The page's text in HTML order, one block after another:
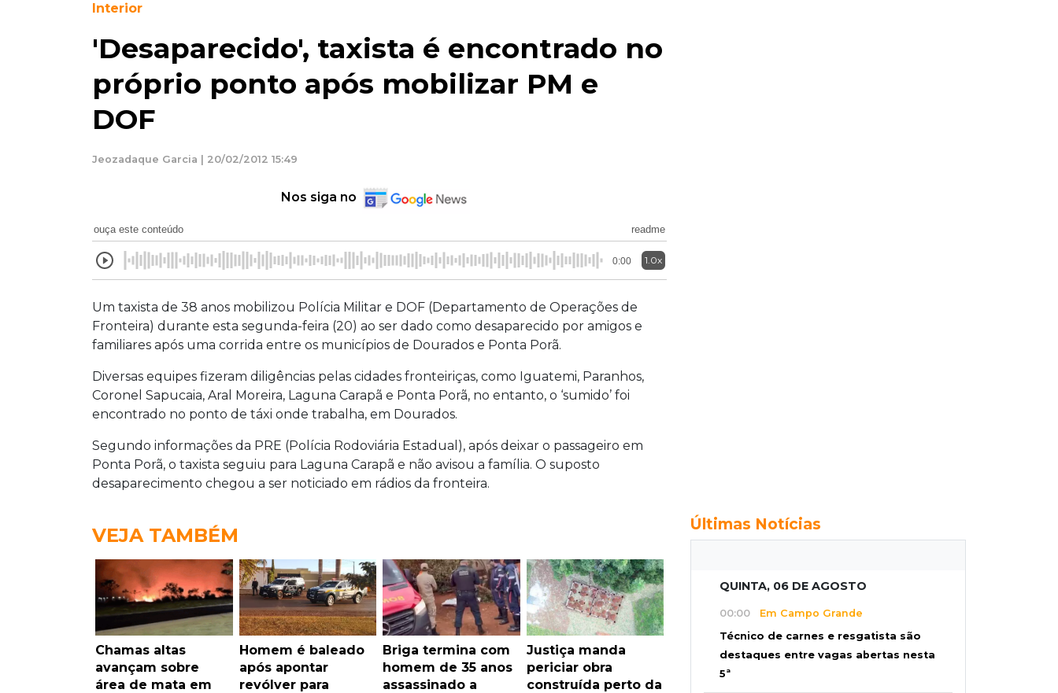
Interior
'Desaparecido', taxista é encontrado no
próprio ponto após mobilizar PM e
DOF
Jeozadaque Garcia | 20/02/2012 15:49
Nos siga no
ouça este conteúdo readme
0:00 1.0x
Um taxista de 38 anos mobilizou Polícia Militar e DOF (Departamento de Operações de
Fronteira) durante esta segunda-feira (20) ao ser dado como desaparecido por amigos e
familiares após uma corrida entre os municípios de Dourados e Ponta Porã.
Diversas equipes fizeram diligências pelas cidades fronteiriças, como Iguatemi, Paranhos,
Coronel Sapucaia, Aral Moreira, Laguna Carapã e Ponta Porã, no entanto, o ‘sumido’ foi
encontrado no ponto de táxi onde trabalha, em Dourados.
Segundo informações da PRE (Polícia Rodoviária Estadual), após deixar o passageiro em
Ponta Porã, o taxista seguiu para Laguna Carapã e não avisou a família. O suposto
desaparecimento chegou a ser noticiado em rádios da fronteira.
VEJA TAMBÉM
Chamas altas
avançam sobre
área de mata em
Homem é baleado
após apontar
revólver para
Briga termina com
homem de 35 anos
assassinado a
Justiça manda
periciar obra
construída perto da
Últimas Notícias
QUINTA, 06 DE AGOSTO
00:00 Em Campo Grande
Técnico de carnes e resgatista são
destaques entre vagas abertas nesta
5ª